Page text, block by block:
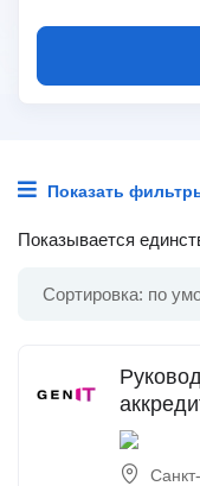
Показать
Показывается
Сортировка: по